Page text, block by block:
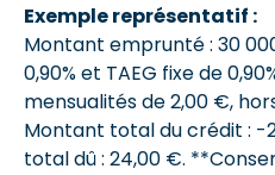
Exemple représentatif :
Montant emprunté : 30
0,90% et TAEG fixe de
mensualités de 2,00 €,
Montant total du crédit : -
total dû : 24,00 €.